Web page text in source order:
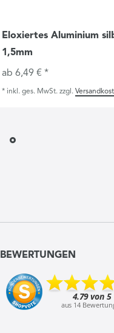
Eloxiertes Aluminium
1,5mm
ab 6,49 € *
* inkl. ges. MwSt. zzgl.
BEWERTUNGEN